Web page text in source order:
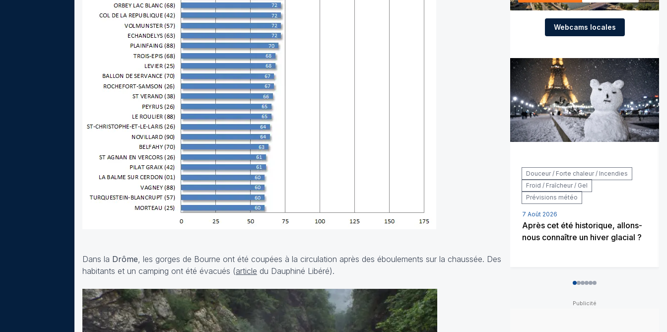
Dans la Drôme, les gorges de Bourne ont été coupées à la circulation après des éboulements sur la chaussée. Des
habitants et un camping ont été évacués (article du Dauphiné Libéré).
Webcams locales
Douceur / Forte chaleur / Incendies
Froid / Fraîcheur / Gel
Prévisions météo
7 Août 2026
Après cet été historique, allons-
nous connaître un hiver glacial ?
012345